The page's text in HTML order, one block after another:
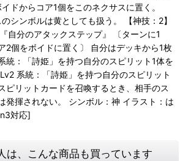
ドからコア1個をこのネクサスに置く。
シンボルは黄としても扱う。 【神技：2】
自分のアタックステップ』 〔ターンに1
2個をボイドに置く〕 自分はデッキから1枚
統：「詩姫」を持つ自分のスピリット1体を
系統：「詩姫」を持つ自分のスピリット
ピリットカードを召喚するとき、相手のス
発揮されない。 シンボル：神 イラスト：は
対応]
は、こんな商品も買っています